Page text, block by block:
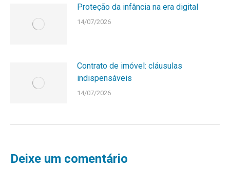
Proteção da infância na era digital
14/07/2026
Contrato de imóvel: cláusulas
indispensáveis
14/07/2026
Deixe um comentário